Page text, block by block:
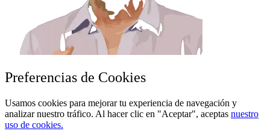
Preferencias de Cookies
Usamos cookies para mejorar tu experiencia de navegación y
analizar nuestro tráfico. Al hacer clic en "Aceptar", aceptas nuestro
uso de cookies.